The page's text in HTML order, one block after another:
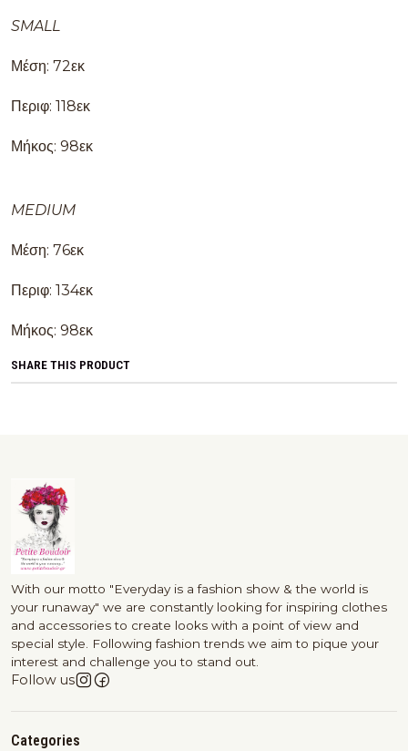
SMALL
Μέση: 72εκ
Περιφ: 118εκ
Μήκος: 98εκ
MEDIUM
Μέση: 76εκ
Περιφ: 134εκ
Μήκος: 98εκ
SHARE THIS PRODUCT
With our motto "Everyday is a fashion show & the world is
your runaway" we are constantly looking for inspiring clothes
and accessories to create looks with a point of view and
special style. Following fashion trends we aim to pique your
interest and challenge you to stand out.
Follow us
Categories